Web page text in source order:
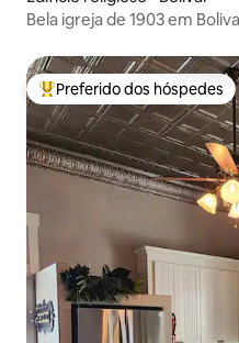
Bela igreja de 1903 em
Entre os melhores
Preferido dos hóspedes